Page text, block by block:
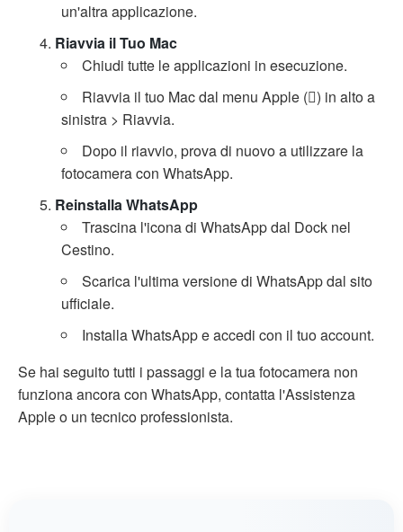
un'altra applicazione.
Riavvia il Tuo Mac
Chiudi tutte le applicazioni in esecuzione.
Riavvia il tuo Mac dal menu Apple () in alto a
sinistra > Riavvia.
Dopo il riavvio, prova di nuovo a utilizzare la
fotocamera con WhatsApp.
Reinstalla WhatsApp
Trascina l'icona di WhatsApp dal Dock nel
Cestino.
Scarica l'ultima versione di WhatsApp dal sito
ufficiale.
Installa WhatsApp e accedi con il tuo account.
Se hai seguito tutti i passaggi e la tua fotocamera non
funziona ancora con WhatsApp, contatta l'Assistenza
Apple o un tecnico professionista.